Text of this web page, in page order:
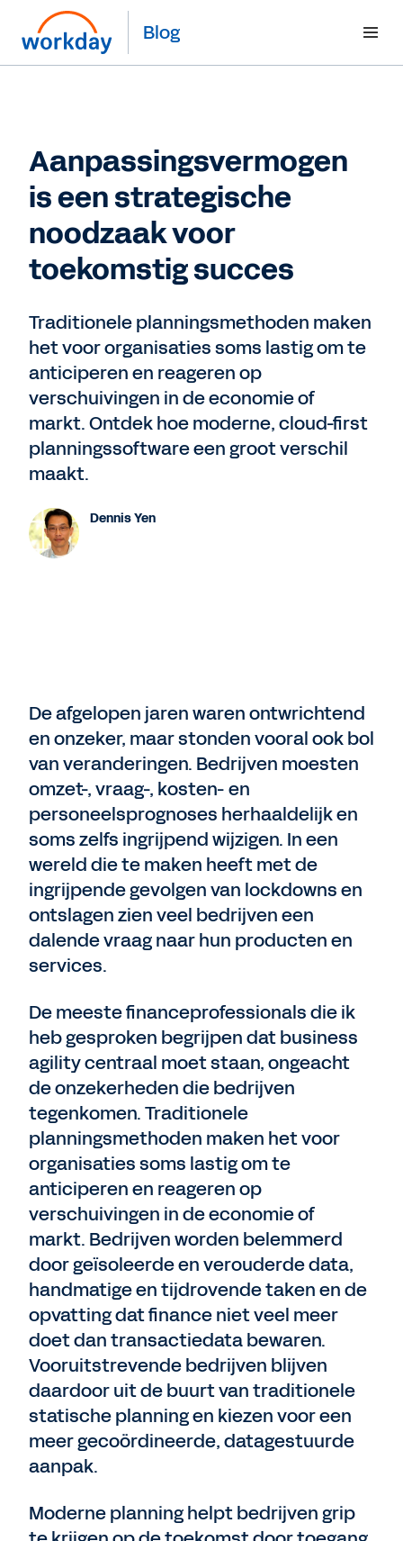
Blog
Aanpassingsvermogen
is een strategische
noodzaak voor
toekomstig succes
Traditionele planningsmethoden maken
het voor organisaties soms lastig om te
anticiperen en reageren op
verschuivingen in de economie of
markt. Ontdek hoe moderne, cloud-first
planningssoftware een groot verschil
maakt.
Dennis Yen
De afgelopen jaren waren ontwrichtend
en onzeker, maar stonden vooral ook bol
van veranderingen. Bedrijven moesten
omzet-, vraag-, kosten- en
personeelsprognoses herhaaldelijk en
soms zelfs ingrijpend wijzigen. In een
wereld die te maken heeft met de
ingrijpende gevolgen van lockdowns en
ontslagen zien veel bedrijven een
dalende vraag naar hun producten en
services.
De meeste financeprofessionals die ik
heb gesproken begrijpen dat business
agility centraal moet staan, ongeacht
de onzekerheden die bedrijven
tegenkomen. Traditionele
planningsmethoden maken het voor
organisaties soms lastig om te
anticiperen en reageren op
verschuivingen in de economie of
markt. Bedrijven worden belemmerd
door geïsoleerde en verouderde data,
handmatige en tijdrovende taken en de
opvatting dat finance niet veel meer
doet dan transactiedata bewaren.
Vooruitstrevende bedrijven blijven
daardoor uit de buurt van traditionele
statische planning en kiezen voor een
meer gecoördineerde, datagestuurde
aanpak.
Moderne planning helpt bedrijven grip